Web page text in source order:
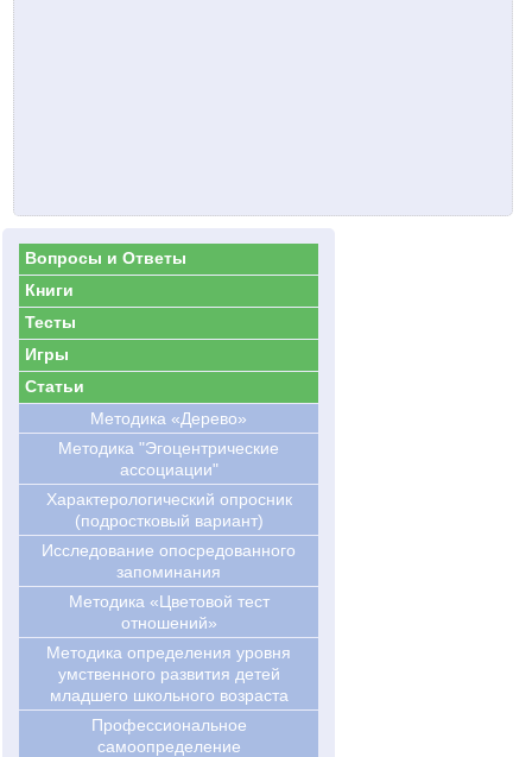
Вопросы и Ответы
Книги
Тесты
Игры
Статьи
Методика «Дерево»
Методика "Эгоцентрические
ассоциации"
Характерологический опросник
(подростковый вариант)
Исследование опосредованного
запоминания
Методика «Цветовой тест
отношений»
Методика определения уровня
умственного развития детей
младшего школьного возраста
Профессиональное
самоопределение